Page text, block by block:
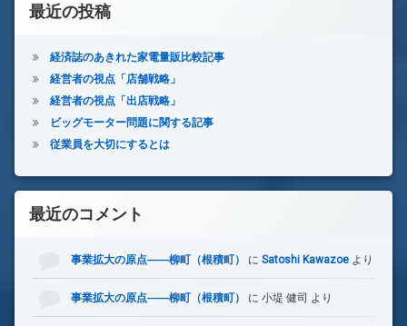
最近の投稿
経済誌のあきれた家電量販比較記事
経営者の視点「店舗戦略」
経営者の視点「出店戦略」
ビッグモーター問題に関する記事
従業員を大切にするとは
最近のコメント
事業拡大の原点――柳町（根積町） に Satoshi Kawazoeより
事業拡大の原点――柳町（根積町） に 小堤 健司 より